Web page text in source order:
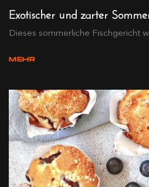
Exotischer und zarter
Dieses sommerliche Fischgericht
MEHR